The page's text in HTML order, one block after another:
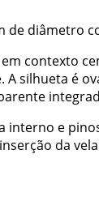
de diâmetro
contexto
A silhueta é
e
da